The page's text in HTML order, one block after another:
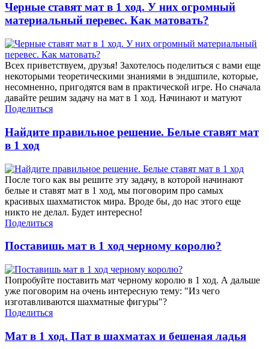
Черные ставят мат в 1 ход. У них огромный
материальный перевес. Как матовать?
Всех приветствуем, друзья! Захотелось поделиться с вами еще
некоторыми теоретическими знаниями в эндшпиле, которые,
несомненно, пригодятся вам в практической игре. Но сначала
давайте решим задачу на мат в 1 ход. Начинают и матуют
Поделиться
Найдите правильное решение. Белые ставят мат
в 1 ход
После того как вы решите эту задачу, в которой начинают
белые и ставят мат в 1 ход, мы поговорим про самых
красивых шахматисток мира. Вроде бы, до нас этого еще
никто не делал. Будет интересно!
Поделиться
Поставишь мат в 1 ход черному королю?
Попробуйте поставить мат черному королю в 1 ход. А дальше
уже поговорим на очень интересную тему: "Из чего
изготавливаются шахматные фигуры"?
Поделиться
Мат в 1 ход. Пат в шахматах и бешеная ладья